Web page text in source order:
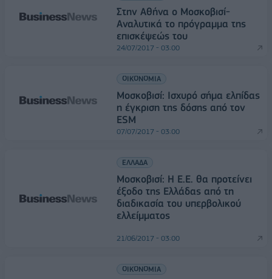
Στην Αθήνα ο Μοσκοβισί-
Αναλυτικά το πρόγραμμα της
επισκέψεώς του
24/07/2017 - 03:00
ΟΙΚΟΝΟΜΙΑ
Μοσκοβισί: Ισχυρό σήμα ελπίδας
η έγκριση της δόσης από τον
ESM
07/07/2017 - 03:00
ΕΛΛΑΔΑ
Μοσκοβισί: H Ε.Ε. θα προτείνει
έξοδο της Ελλάδας από τη
διαδικασία του υπερβολικού
ελλείμματος
21/06/2017 - 03:00
ΟΙΚΟΝΟΜΙΑ